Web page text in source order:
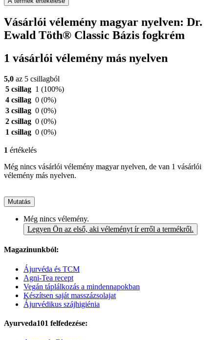
Vásárlói vélemény magyar nyelven: Dr.
Ewald Töth® Classic Bázis fogkrém
1 vásárlói vélemény más nyelven
5,0 az 5 csillagból
5 csillag 1 (100%)
4 csillag 0 (0%)
3 csillag 0 (0%)
2 csillag 0 (0%)
1 csillag 0 (0%)
1 értékelés
Még nincs vásárlói vélemény magyar nyelven, de van 1 vásárlói
vélemény más nyelven.
Mutatás
Még nincs vélemény.
Legyen Ön az első, aki véleményt ír erről a termékről.
Magazinunkból:
Ájurvéda és TCM
Agni-Tea recept
Vegán táplálkozás a mindennapokban
Készítsen saját masszázsolajat
Ájurvédikus szájhigiénia
Ayurveda101 felfedezése: